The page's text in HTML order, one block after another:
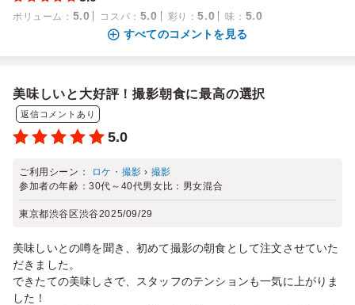
ボリューム ： 5.0 コスパ ： 5.0 彩り ：5.0 味 ： 5.0
すべてのコメントを見る
美味しいと大好評！撮影朝食に最高の選択
返信コメントあり
5.0
ご利用シーン： ロケ・撮影 › 撮影
参加者の年齢：30代～40代男女比： 男女混合
東京都渋谷区渋谷2025/09/29
美味しいとの噂を聞き、初めて撮影の朝食として注文させていた
だきました。
できたての美味しさで、スタッフのテンションも一気に上がりま
した！